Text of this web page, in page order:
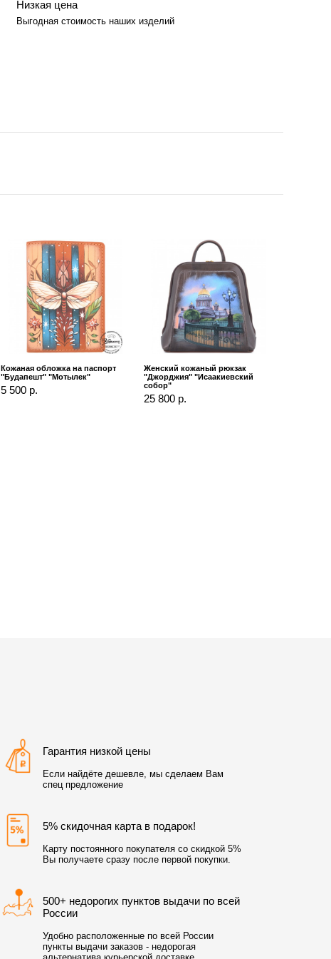
Низкая цена
Выгодная стоимость наших изделий
Кожаная обложка на паспорт
"Будапешт" "Мотылек"
5 500 р.
Женский кожаный рюкзак
"Джорджия" "Исаакиевский
собор"
25 800 р.
Гарантия низкой цены
Если найдёте дешевле, мы сделаем Вам
спец предложение
5% скидочная карта в подарок!
Карту постоянного покупателя со скидкой 5%
Вы получаете сразу после первой покупки.
500+ недорогих пунктов выдачи по всей
России
Удобно расположенные по всей России
пункты выдачи заказов - недорогая